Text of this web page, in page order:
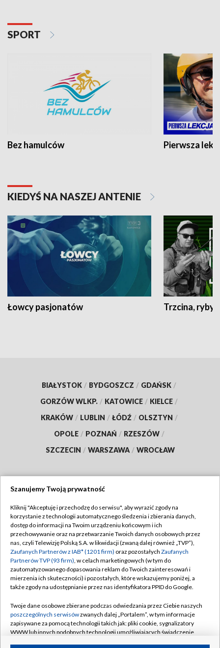
SPORT
Bez hamulców Pierwsza
KIEDYŚ NA NASZEJ ANTENIE
Łowcy pasjonatów Trzcina, ryby
BIAŁYSTOK / BYDGOSZCZ / GDAŃSK /
GORZÓW WLKP. / KATOWICE / KIELCE /
KRAKÓW / LUBLIN / ŁÓDŹ / OLSZTYN /
OPOLE / POZNAŃ / RZESZÓW /
SZCZECIN / WARSZAWA / WROCŁAW
TVP
Abonament TVP
Emisja w TVP
Centrum informacji TVP
Naziemna Telewizja Cyfrowa
Rada Programowa
System NOS
Informacje o nadawcy
Regulamin TVP
Polityka prywatności
Moje zgody
Pomoc
Kontakt
Szanujemy Twoją prywatność
Kliknij "Akceptuję i przechodzę do serwisu", aby wyrazić zgody na
korzystanie z technologii automatycznego śledzenia i zbierania danych,
dostęp do informacji na Twoim urządzeniu końcowym i ich
przechowywanie oraz na przetwarzanie Twoich danych osobowych przez
nas, czyli Telewizję Polską S.A. w likwidacji (zwaną dalej również „TVP”),
Zaufanych Partnerów z IAB* (1201 firm) oraz pozostałych Zaufanych
Partnerów TVP (93 firm), w celach marketingowych (w tym do
zautomatyzowanego dopasowania reklam do Twoich zainteresowań i
mierzenia ich skuteczności) i pozostałych, które wskazujemy poniżej, a
także zgody na udostępnianie przez nas identyfikatora PPID do Google.
Twoje dane osobowe zbierane podczas odwiedzania przez Ciebie naszych
poszczególnych serwisówzwanych dalej „Portalem”, w tym informacje
zapisywane za pomocą technologii takich jak: pliki cookie, sygnalizatory
WWW lub innych podobnych technologii umożliwiających świadczenie